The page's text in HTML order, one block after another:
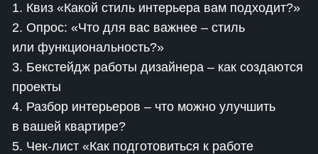
1. Квиз «Какой стиль интерьера вам подходит?»
2. Опрос: «Что для вас важнее – стиль
или функциональность?»
3. Бекстейдж работы дизайнера – как создаются
проекты
4. Разбор интерьеров – что можно улучшить
в вашей квартире?
5. Чек-лист «Как подготовиться к работе